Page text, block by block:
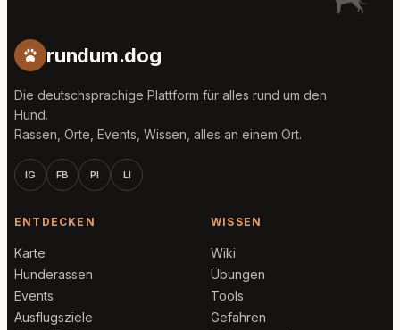
rundum.dog
Die deutschsprachige Plattform für alles rund um den
Hund.
Rassen, Orte, Events, Wissen, alles an einem Ort.
IG FB PI LI
ENTDECKEN
Karte
Hunderassen
Events
Ausflugsziele
WISSEN
Wiki
Übungen
Tools
Gefahren